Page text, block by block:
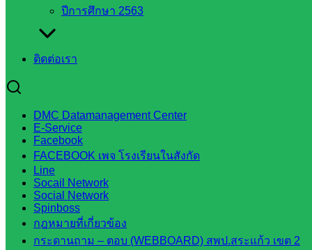
ปีการศึกษา 2563
ติดต่อเรา
DMC Datamanagement Center
E-Service
Facebook
FACEBOOK เพจ โรงเรียนในสังกัด
Line
Socail Network
Social Network
Spinboss
กฎหมายที่เกี่ยวข้อง
กระดานถาม – ตอบ (WEBBOARD) สพป.สระแก้ว เขต 2
องค์การ
จังหวัด
สระแก้ว
ศึกษาธิการ
จังหวัด
สระแก้ว
สำนักงาน
ส.ก.ส.ค.